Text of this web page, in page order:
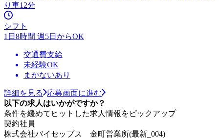
り車12分
シフト
1日8時間 週5日からOK
交通費支給
未経験OK
まかないあり
詳細を見る
応募画面に進む
以下の求人はいかがですか？
条件を緩めてヒットした求人情報をピックアップ
契約社員
株式会社バイセップス 金町営業所(最新_004)